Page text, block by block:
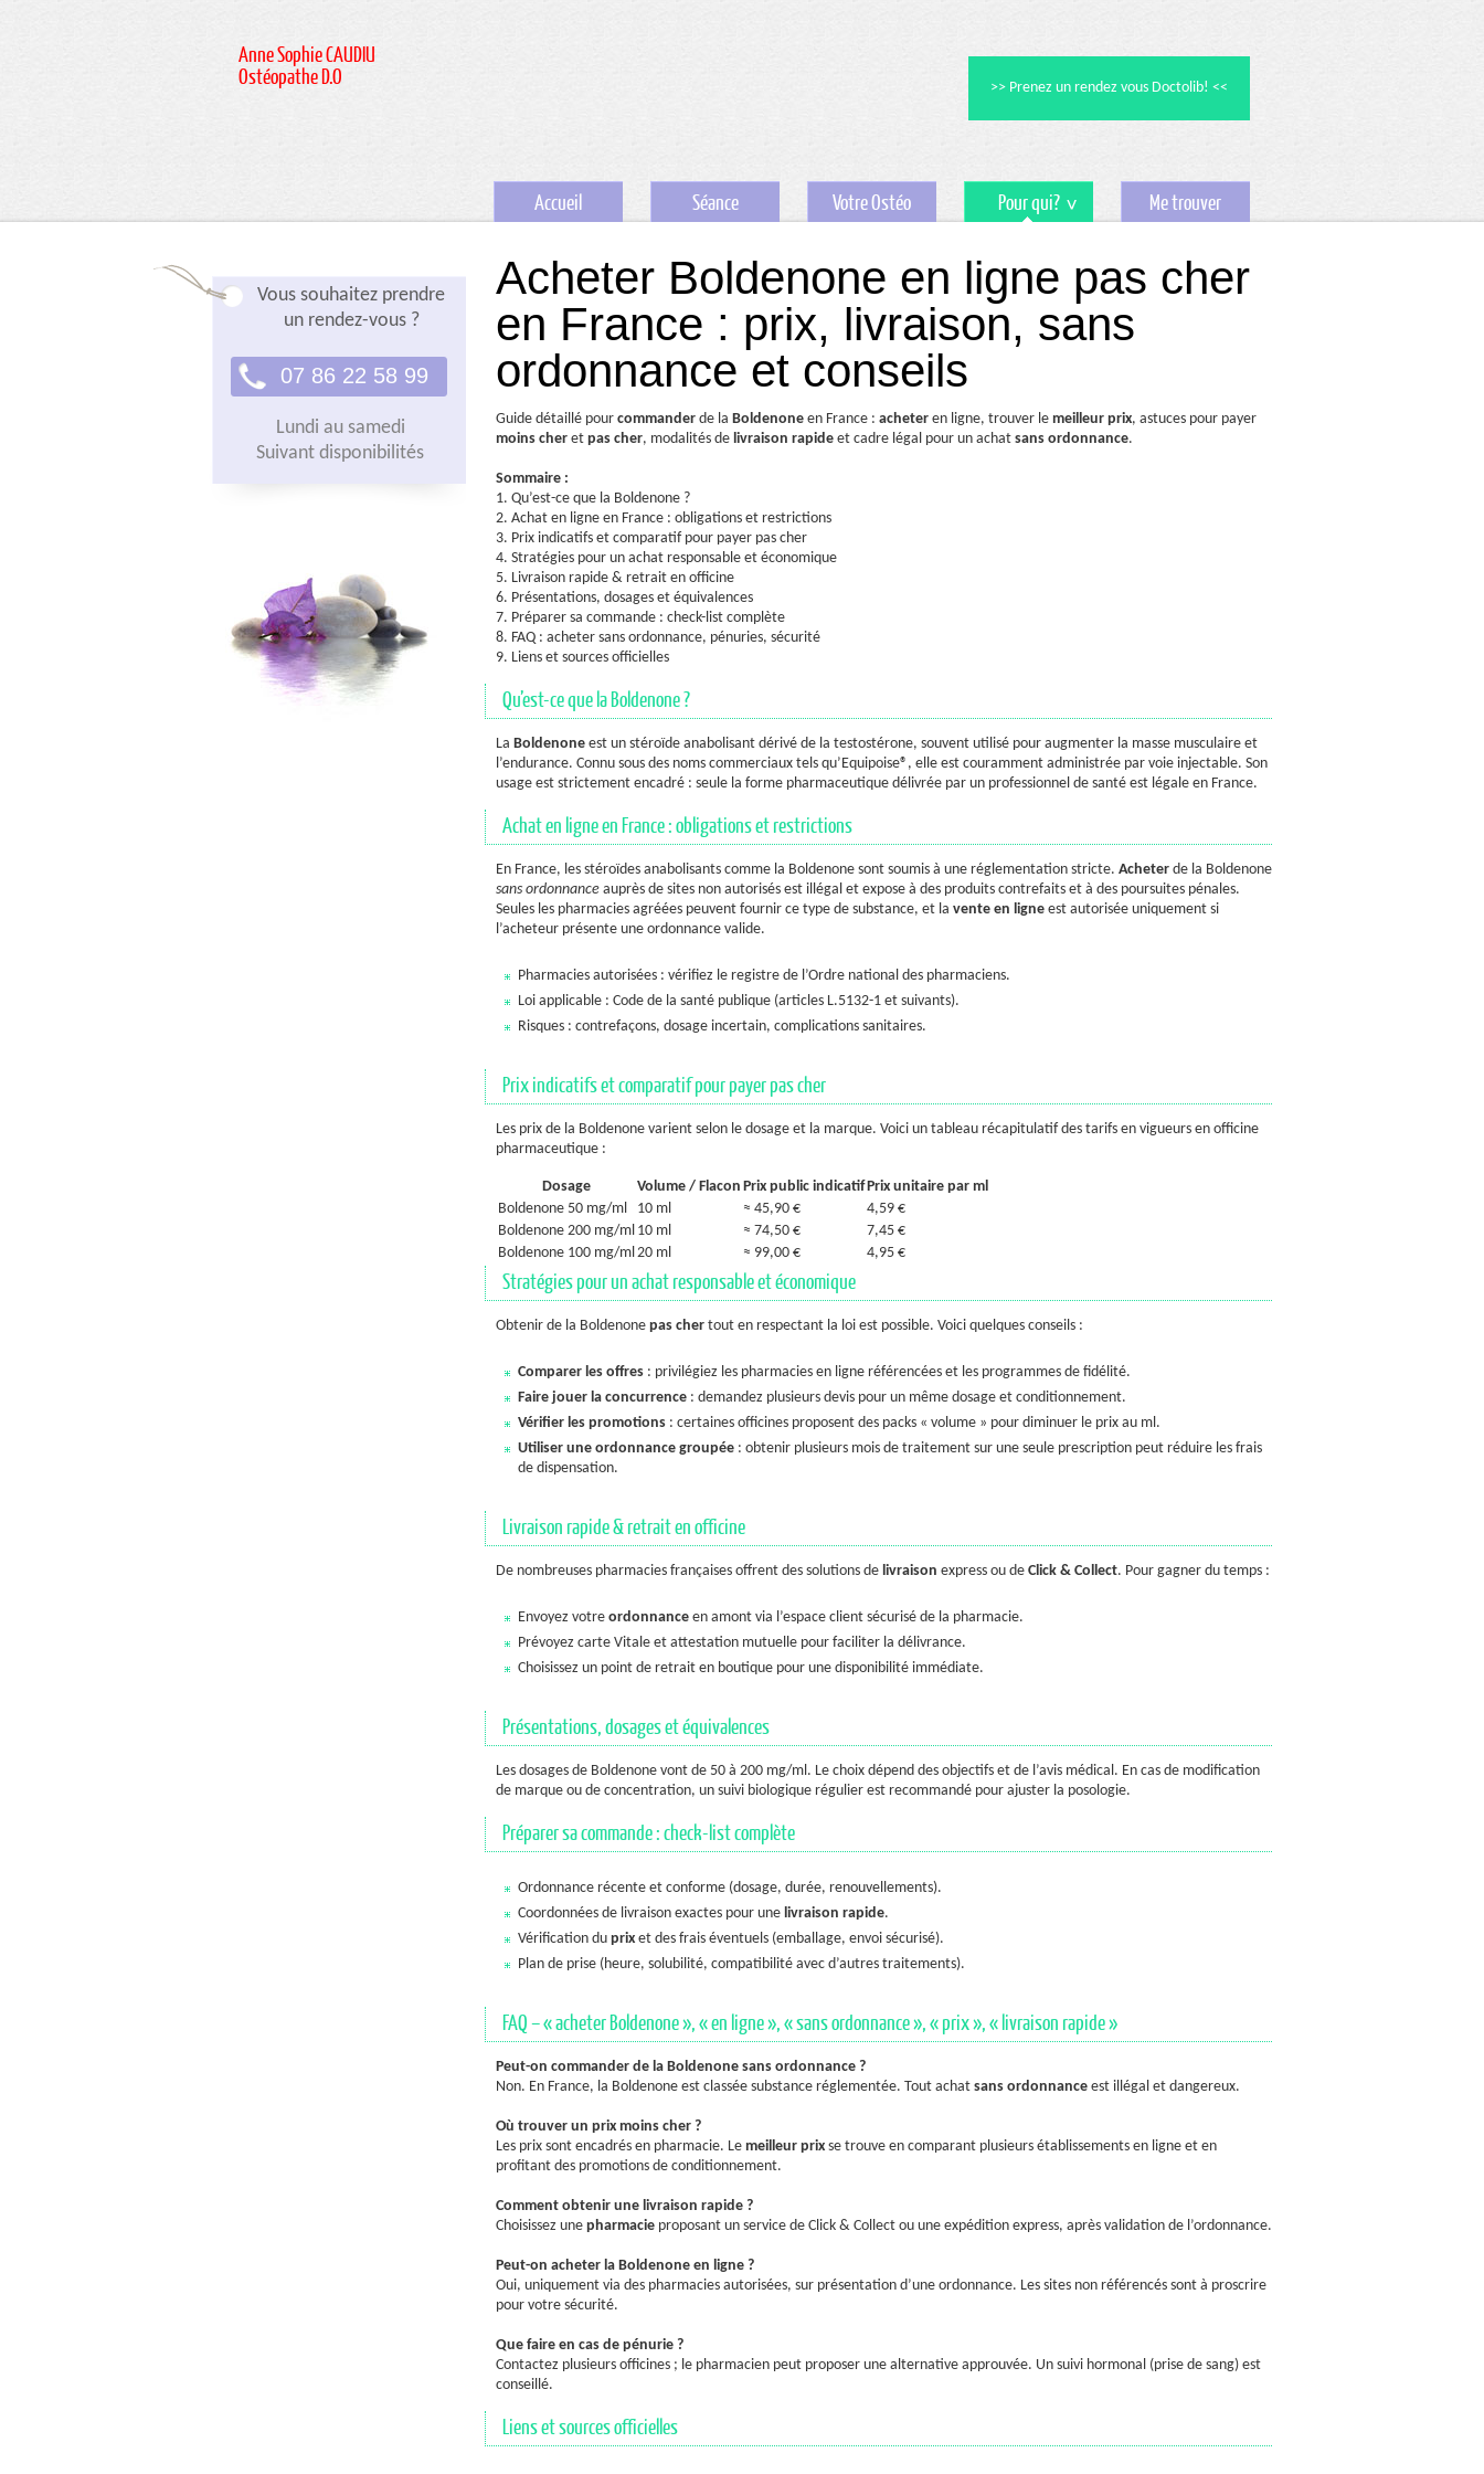
Anne Sophie CAUDIU
Ostéopathe D.O
>> Prenez un rendez vous Doctolib! <<
Accueil Séance Votre Ostéo Pour qui? Me trouver
Vous souhaitez prendre
un rendez-vous ?
07 86 22 58 99
Lundi au samedi
Suivant disponibilités
Acheter Boldenone en ligne pas cher
en France : prix, livraison, sans
ordonnance et conseils
Guide détaillé pour commander de la Boldenone en France : acheter en ligne, trouver le meilleur prix, astuces pour payer
moins cher et pas cher, modalités de livraison rapide et cadre légal pour un achat sans ordonnance.
Sommaire :
1. Qu’est-ce que la Boldenone ?
2. Achat en ligne en France : obligations et restrictions
3. Prix indicatifs et comparatif pour payer pas cher
4. Stratégies pour un achat responsable et économique
5. Livraison rapide & retrait en officine
6. Présentations, dosages et équivalences
7. Préparer sa commande : check-list complète
8. FAQ : acheter sans ordonnance, pénuries, sécurité
9. Liens et sources officielles
Qu’est-ce que la Boldenone ?
La Boldenone est un stéroïde anabolisant dérivé de la testostérone, souvent utilisé pour augmenter la masse musculaire et
l’endurance. Connu sous des noms commerciaux tels qu’Equipoise®, elle est couramment administrée par voie injectable. Son
usage est strictement encadré : seule la forme pharmaceutique délivrée par un professionnel de santé est légale en France.
Achat en ligne en France : obligations et restrictions
En France, les stéroïdes anabolisants comme la Boldenone sont soumis à une réglementation stricte. Acheter de la Boldenone
sans ordonnance auprès de sites non autorisés est illégal et expose à des produits contrefaits et à des poursuites pénales.
Seules les pharmacies agréées peuvent fournir ce type de substance, et la vente en ligne est autorisée uniquement si
l’acheteur présente une ordonnance valide.
Pharmacies autorisées : vérifiez le registre de l’Ordre national des pharmaciens.
Loi applicable : Code de la santé publique (articles L.5132-1 et suivants).
Risques : contrefaçons, dosage incertain, complications sanitaires.
Prix indicatifs et comparatif pour payer pas cher
Les prix de la Boldenone varient selon le dosage et la marque. Voici un tableau récapitulatif des tarifs en vigueurs en officine
pharmaceutique :
Dosage Volume / Flacon Prix public indicatifPrix unitaire par ml
Boldenone 50 mg/ml
10 ml ≈ 45,90 €
4,59 €
Boldenone 200 mg/ml 10 ml ≈ 74,50 €
7,45 €
Boldenone 100 mg/ml20 ml ≈ 99,00 € 4,95 €
Stratégies pour un achat responsable et économique
Obtenir de la Boldenone pas cher tout en respectant la loi est possible. Voici quelques conseils :
Comparer les offres : privilégiez les pharmacies en ligne référencées et les programmes de fidélité.
Faire jouer la concurrence : demandez plusieurs devis pour un même dosage et conditionnement.
Vérifier les promotions : certaines officines proposent des packs « volume » pour diminuer le prix au ml.
Utiliser une ordonnance groupée : obtenir plusieurs mois de traitement sur une seule prescription peut réduire les frais
de dispensation.
Livraison rapide & retrait en officine
De nombreuses pharmacies françaises offrent des solutions de livraison express ou de Click & Collect. Pour gagner du temps :
Envoyez votre ordonnance en amont via l’espace client sécurisé de la pharmacie.
Prévoyez carte Vitale et attestation mutuelle pour faciliter la délivrance.
Choisissez un point de retrait en boutique pour une disponibilité immédiate.
Présentations, dosages et équivalences
Les dosages de Boldenone vont de 50 à 200 mg/ml. Le choix dépend des objectifs et de l’avis médical. En cas de modification
de marque ou de concentration, un suivi biologique régulier est recommandé pour ajuster la posologie.
Préparer sa commande : check-list complète
Ordonnance récente et conforme (dosage, durée, renouvellements).
Coordonnées de livraison exactes pour une livraison rapide.
Vérification du prix et des frais éventuels (emballage, envoi sécurisé).
Plan de prise (heure, solubilité, compatibilité avec d’autres traitements).
FAQ – « acheter Boldenone », « en ligne », « sans ordonnance », « prix », « livraison rapide »
Peut-on commander de la Boldenone sans ordonnance ?
Non. En France, la Boldenone est classée substance réglementée. Tout achat sans ordonnance est illégal et dangereux.
Où trouver un prix moins cher ?
Les prix sont encadrés en pharmacie. Le meilleur prix se trouve en comparant plusieurs établissements en ligne et en
profitant des promotions de conditionnement.
Comment obtenir une livraison rapide ?
Choisissez une pharmacie proposant un service de Click & Collect ou une expédition express, après validation de l’ordonnance.
Peut-on acheter la Boldenone en ligne ?
Oui, uniquement via des pharmacies autorisées, sur présentation d’une ordonnance. Les sites non référencés sont à proscrire
pour votre sécurité.
Que faire en cas de pénurie ?
Contactez plusieurs officines ; le pharmacien peut proposer une alternative approuvée. Un suivi hormonal (prise de sang) est
conseillé.
Liens et sources officielles